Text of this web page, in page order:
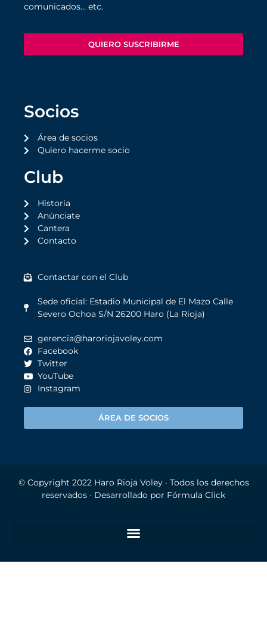
comunicados… etc.
QUIERO SUSCRIBIRME
Socios
Área de socios
Quiero hacerme socio
Club
Historia
Anúnciate
Cantera
Contacto
Contactar con el Club
Sede oficial: Estadio Municipal de El Mazo Calle
Severo Ochoa S/N 26200 Haro (La Rioja)
gerencia@haroriojavoley.com
Facebook
Twitter
YouTube
Instagram
ÁREA DE SOCIOS
© Copyright 2022 Haro Rioja Voley· Todos los derechos
reservados · Desarrollado por Fórmula Click